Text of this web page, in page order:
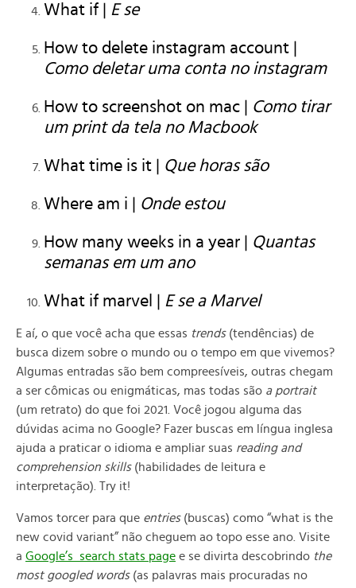
What if | E se
How to delete instagram account |
Como deletar uma conta no instagram
How to screenshot on mac | Como tirar
um print da tela no Macbook
What time is it | Que horas são
Where am i | Onde estou
How many weeks in a year | Quantas
semanas em um ano
What if marvel | E se a Marvel
E aí, o que você acha que essas trends(tendências) de
busca dizem sobre o mundo ou o tempo em que vivemos?
Algumas entradas são bem compreesíveis, outras chegam
a ser cômicas ou enigmáticas, mas todas são a portrait
(um retrato) do que foi 2021. Você jogou alguma das
dúvidas acima no Google? Fazer buscas em língua inglesa
ajuda a praticar o idioma e ampliar suas reading and
comprehension skills(habilidades de leitura e
interpretação). Try it!
Vamos torcer para que entries(buscas) como “what is the
new covid variant” não cheguem ao topo esse ano. Visite
a Google’s search stats page e se divirta descobrindo the
most googled words(as palavras mais procuradas no